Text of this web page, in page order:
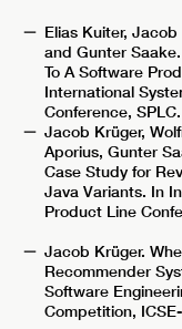
Elias Kuiter,
and Gunter
To A Software
International
Conference,
Jacob Krüger,
Aporius, Gunter
Case Study for
Java Variants. In
Product Line
Jacob Krüger.
Recommender
Software
Competition,